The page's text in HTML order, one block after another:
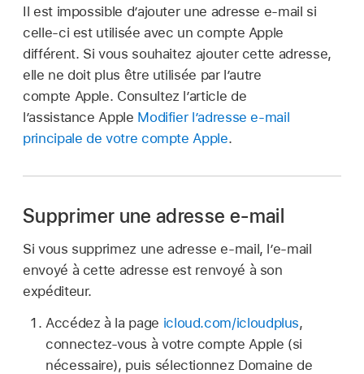
Il est impossible d’ajouter une adresse e‑mail si
celle‑ci est utilisée avec un compte Apple
différent. Si vous souhaitez ajouter cette adresse,
elle ne doit plus être utilisée par l’autre
compte Apple. Consultez l’article de
l’assistance Apple Modifier l’adresse e-mail
principale de votre compte Apple.
Supprimer une adresse e‑mail
Si vous supprimez une adresse e‑mail, l’e‑mail
envoyé à cette adresse est renvoyé à son
expéditeur.
Accédez à la page icloud.com/icloudplus,
connectez-vous à votre compte Apple (si
nécessaire), puis sélectionnez Domaine de